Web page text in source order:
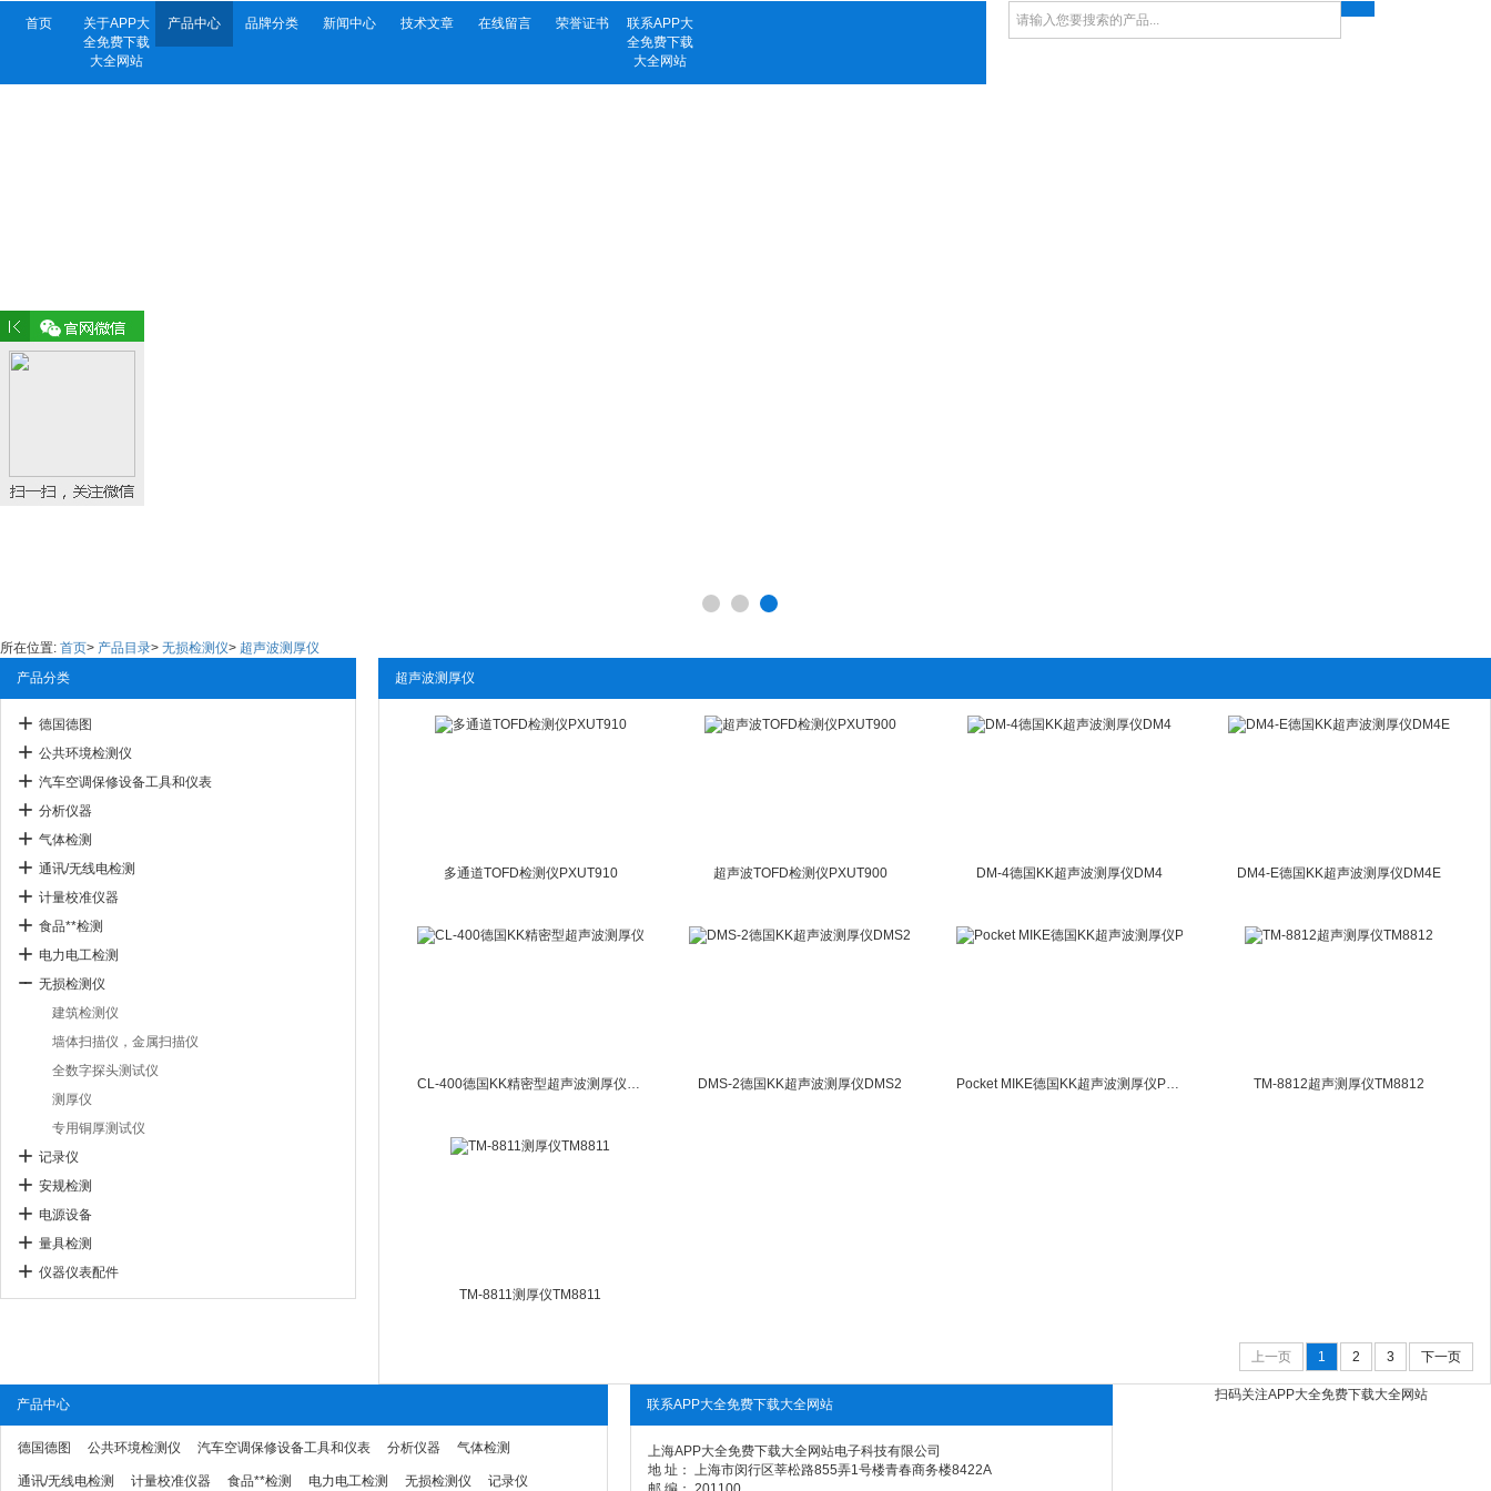
首页
关于APP大
全免费下载
大全网站
产品中心 品牌分类 新闻中心 技术文章 在线留言 荣誉证书
联系APP大
全免费下载
大全网站
所在位置: 首页> 产品目录> 无损检测仪> 超声波测厚仪
产品分类
德国德图
公共环境检测仪
汽车空调保修设备工具和仪表
分析仪器
气体检测
通讯/无线电检测
计量校准仪器
食品**检测
电力电工检测
无损检测仪
建筑检测仪
墙体扫描仪，金属扫描仪
全数字探头测试仪
测厚仪
专用铜厚测试仪
记录仪
安规检测
电源设备
量具检测
仪器仪表配件
超声波测厚仪
多通道TOFD检测仪PXUT910 超声波TOFD检测仪PXUT900 DM-4德国KK超声波测厚仪DM4 DM4-E德国KK超声波测厚仪DM4E
CL-400德国KK精密型超声波测厚仪CL400 DMS-2德国KK超声波测厚仪DMS2 Pocket MIKE德国KK超声波测厚仪Pocket MIKE TM-8812超声测厚仪TM8812
TM-8811测厚仪TM8811
上一页 1 2 3 下一页
产品中心
德国德图 公共环境检测仪 汽车空调保修设备工具和仪表 分析仪器 气体检测
通讯/无线电检测 计量校准仪器 食品**检测 电力电工检测 无损检测仪 记录仪
联系APP大全免费下载大全网站
上海APP大全免费下载大全网站电子科技有限公司
地 址： 上海市闵行区莘松路855弄1号楼青春商务楼8422A
扫码关注APP大全免费下载大全网站